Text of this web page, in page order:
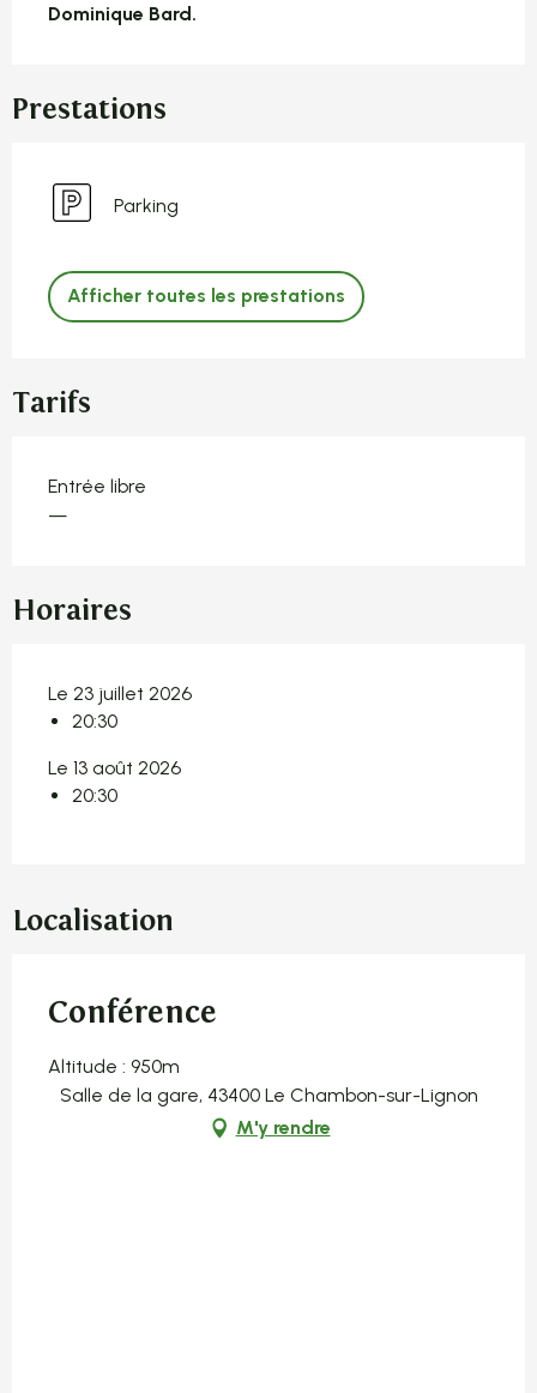
Dominique Bard.
Prestations
Parking
Afficher toutes les prestations
Tarifs
Entrée libre
—
Horaires
Le 23 juillet 2026
20:30
Le 13 août 2026
20:30
Localisation
Conférence
Altitude : 950m
Salle de la gare, 43400 Le Chambon-sur-Lignon
M'y rendre